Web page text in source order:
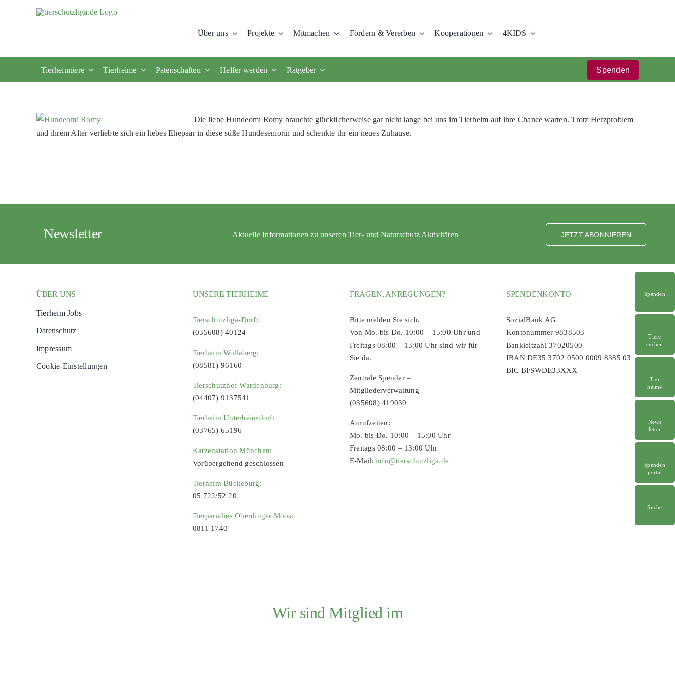
Über uns Projekte Mitmachen Fördern & Vererben Kooperationen 4KIDS
Tierheimtiere Tierheime Patenschaften Helfer werden Ratgeber Spenden
Spenden
Tiere
suchen
Tier
heime
News
letter
Spenden
portal
Suche
Die liebe Hundeomi Romy brauchte glücklicherweise gar nicht lange bei uns im Tierheim auf ihre Chance warten. Trotz Herzproblem
und ihrem Alter verliebte sich ein liebes Ehepaar in diese süße Hundeseniorin und schenkte ihr ein neues Zuhause.
Newsletter Aktuelle Informationen zu unseren Tier- und Naturschutz Aktivitäten JETZT ABONNIEREN
ÜBER UNS
Tierheim Jobs
Datenschutz
Impressum
Cookie-Einstellungen
UNSERE TIERHEIME
Tierschutzliga-Dorf:
(035608) 40124
Tierheim Wollaberg:
(08581) 96160
Tierschutzhof Wardenburg:
(04407) 9137541
Tierheim Unterheinsdorf:
(03765) 65196
Katzenstation München:
Vorübergehend geschlossen
Tierheim Bückeburg:
05 722/52 20
Tierparadies Oberdinger Moos:
0811 1740
FRAGEN, ANREGUNGEN?
Bitte melden Sie sich.
Von Mo. bis Do. 10:00 – 15:00 Uhr und
Freitags 08:00 – 13:00 Uhr sind wir für
Sie da.
Zentrale Spender –
Mitgliederverwaltung
(035608) 419030
Anrufzeiten:
Mo. bis Do. 10:00 – 15:00 Uhr
Freitags 08:00 – 13:00 Uhr
E-Mail: info@tierschutzliga.de
SPENDENKONTO
SozialBank AG
Kontonummer 9838503
Bankleitzahl 37020500
IBAN DE35 3702 0500 0009 8385 03
BIC BFSWDE33XXX
Wir sind Mitglied im